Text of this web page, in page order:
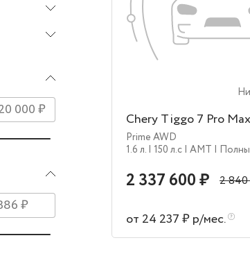
Chery Tiggo 7 Pro Max
Prime AWD
1.6 л. | 150 л.c | AMT |
2 337 600 ₽ 2
от 24 237 ₽ р/мес.